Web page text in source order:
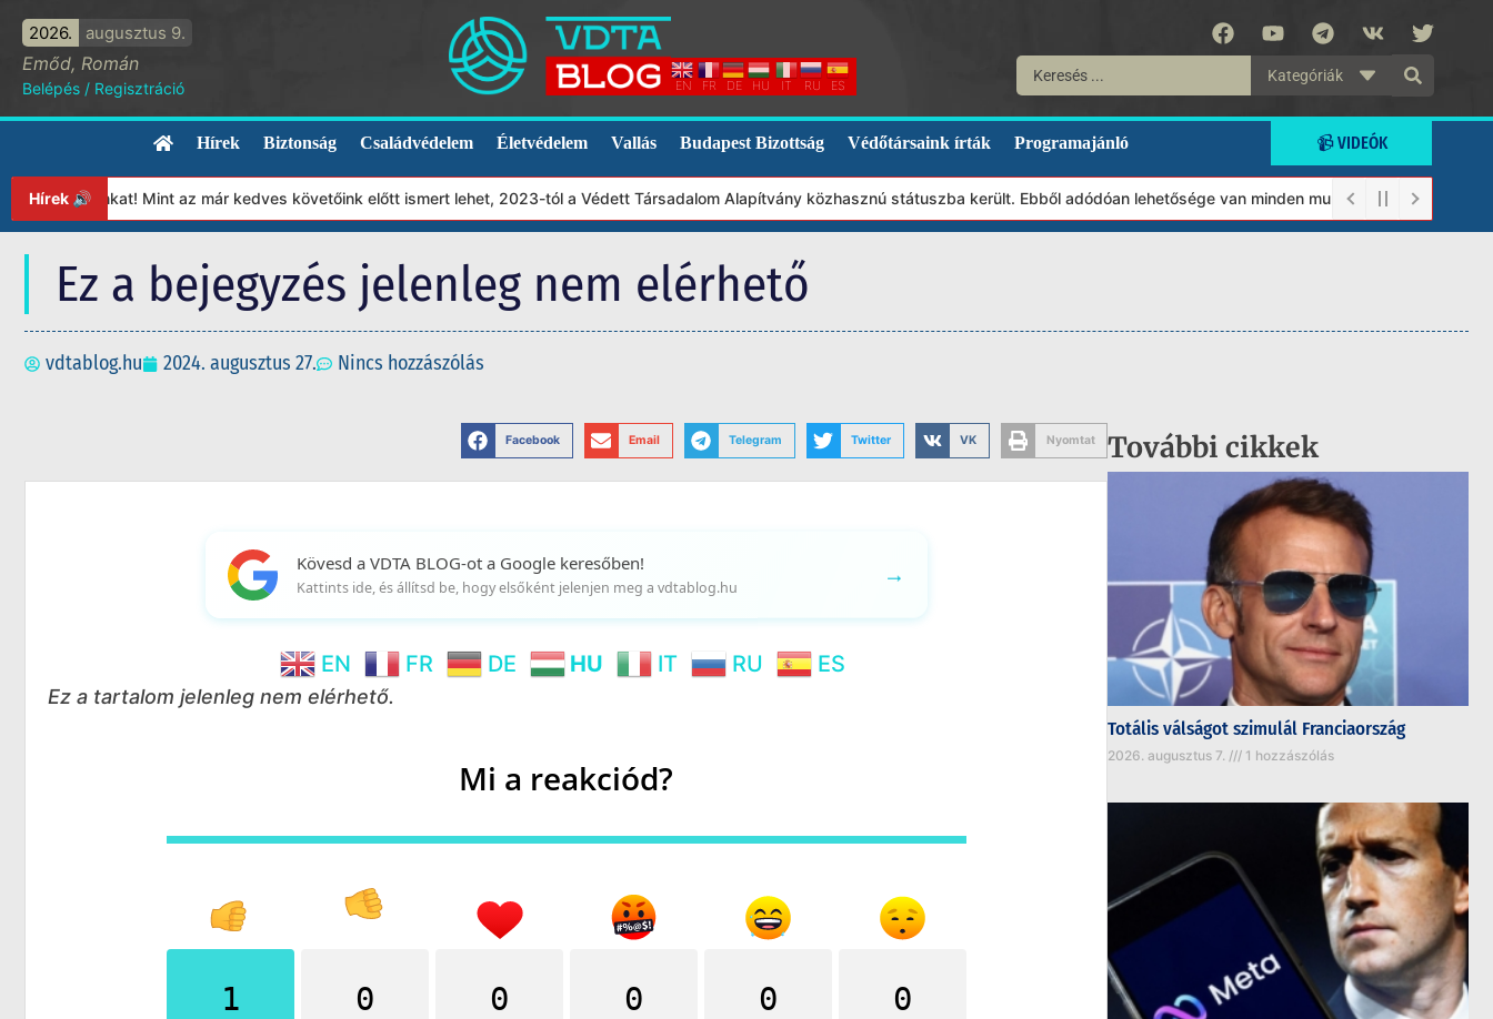
2026. augusztus 9.
Emőd, Román
Belépés / Regisztráció EN FR DE HU IT RU ES
Kategóriák
Hírek Biztonság Családvédelem Életvédelem Vallás Budapest Bizottság Védőtársaink írták Programajánló 📹 VIDEÓK
Hírek 🔊 Mint az már kedves követőink előtt ismert lehet, 2023-tól a Védett Társadalom Alapítvány közhasznú státuszba került. Ebből adódóan lehetősége van minden munkánkat segíteni
Ez a bejegyzés jelenleg nem elérhető
vdtablog.hu 2024. augusztus 27. Nincs hozzászólás
Facebook Email Telegram Twitter VK Nyomtat
Kövesd a VDTA BLOG-ot a Google keresőben!
Kattints ide, és állítsd be, hogy elsőként jelenjen meg a vdtablog.hu →
EN FR DE HU IT RU ES
Ez a tartalom jelenleg nem elérhető.
Mi a reakciód?
1 0 0 0 0 0
További cikkek
Totális válságot szimulál Franciaország
2026. augusztus 7. 1 hozzászólás